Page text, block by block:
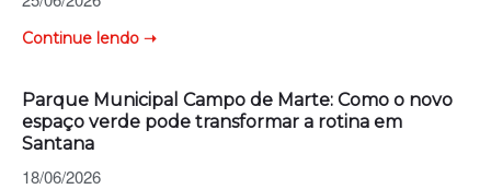
Continue lendo ➝
Parque Municipal Campo de Marte: Como o novo
espaço verde pode transformar a rotina em
Santana
18/06/2026